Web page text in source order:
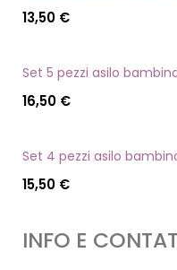
13,50 €
16,50 €
15,50 €
INFO E